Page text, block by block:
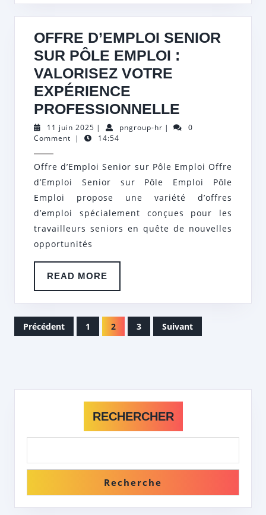
OFFRE D’EMPLOI SENIOR
SUR PÔLE EMPLOI :
VALORISEZ VOTRE
EXPÉRIENCE
PROFESSIONNELLE
D’EMPLOI
SUR
PÔLE
EMPLOI
:
VALORISEZ
11 juin 2025 11
juin
| pngroup-hrpngroup-
|
0
Comment | 14:54
Offre d’Emploi Senior sur Pôle Emploi Offre
d’Emploi Senior sur Pôle Emploi Pôle
Emploi propose une variété d’offres
d’emploi spécialement conçues pour les
travailleurs seniors en quête de nouvelles
opportunités
READ MORE
MORE
NAVIGATION
DES
Précédent 1 2 3 Suivant
RECHERCHER
Recherche